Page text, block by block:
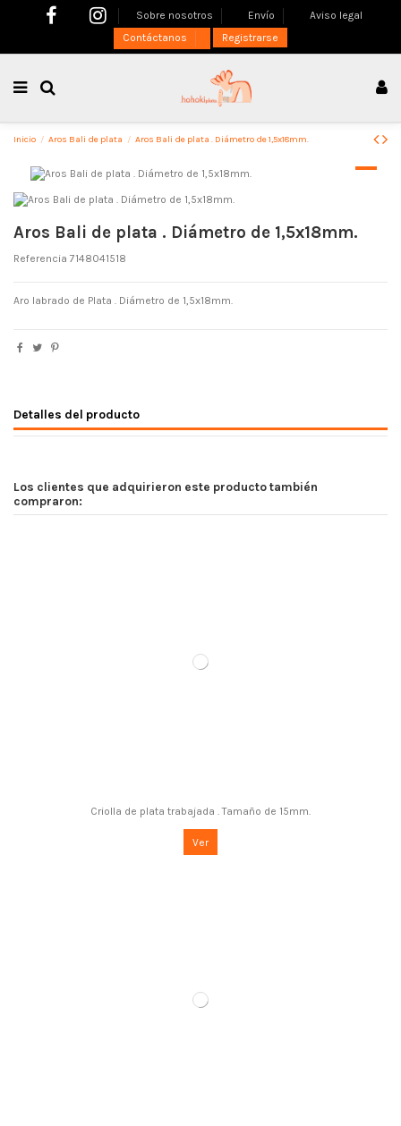
Sobre nosotros Envío
Aviso legal
Contáctanos
Registrarse
Inicio Aros Bali de plata Aros Bali de plata . Diámetro de 1,5x18mm.
Aros Bali de plata . Diámetro de 1,5x18mm.
Referencia 7148041518
Aro labrado de Plata . Diámetro de 1,5x18mm.
Detalles del producto
Los clientes que adquirieron este producto también
compraron:
Criolla de plata trabajada . Tamaño de 15mm.
Ver